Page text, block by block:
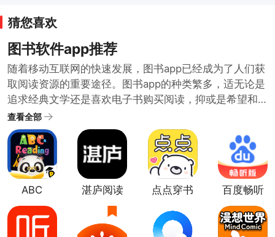
猜您喜欢
图书软件app推荐
随着移动互联网的快速发展，图书app已经成为了人们获
取阅读资源的重要途径。图书app的种类繁多，适无论是
追求经典文学还是喜欢电子书购买阅读，抑或是希望和
其他读者交流分享阅读心得，都能够在图书app中找到自
己喜欢的阅读方式。图书app到底有哪些呢？
查看全部
ABC
Reading
湛庐阅读
app
点点穿书
百度畅听
版